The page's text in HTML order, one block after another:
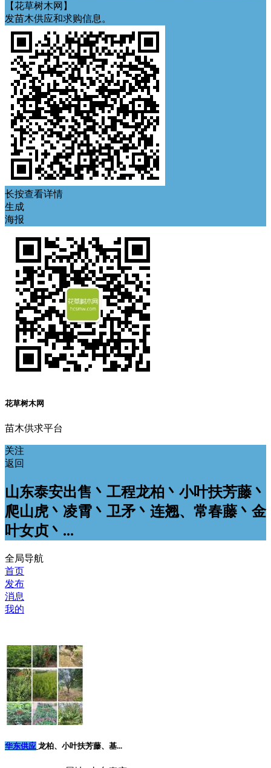
【花草树木网】
发苗木供应和求购信息。
长按查看详情
生成
海报
花草树木网
苗木供求平台
关注
返回
山东泰安出售丶工程龙柏丶小叶扶芳藤丶
爬山虎丶凌霄丶卫矛丶连翘、常春藤丶金
叶女贞丶...
全局导航
首页
发布
消息
我的
华东供应 龙柏、小叶扶芳藤、基...